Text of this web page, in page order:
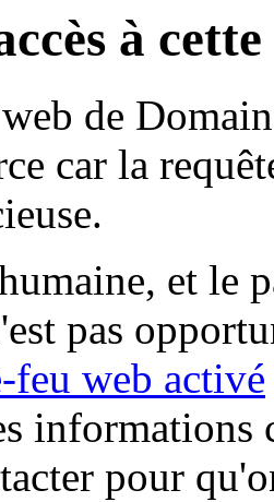
à
de
car la
et le
pas
feu web activé
informations
pour